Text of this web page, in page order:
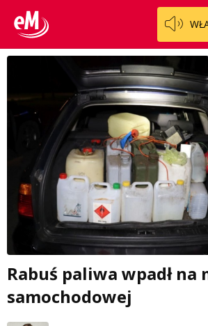
Rabuś paliwa wpadł na
samochodowej